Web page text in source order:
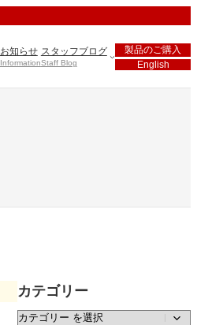
お知らせ
Information
スタッフブログ
Staff Blog
製品のご購入
English
カテゴリー
カテゴリー